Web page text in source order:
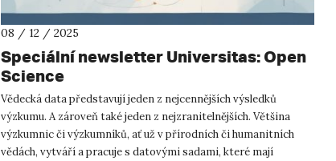
08 / 12 / 2025
Speciální newsletter Universitas: Open
Science
Vědecká data představují jeden z nejcennějších výsledků
výzkumu. A zároveň také jeden z nejzranitelnějších. Většina
výzkumnic či výzkumníků, ať už v přírodních či humanitních
vědách, vytváří a pracuje s datovými sadami, které mají